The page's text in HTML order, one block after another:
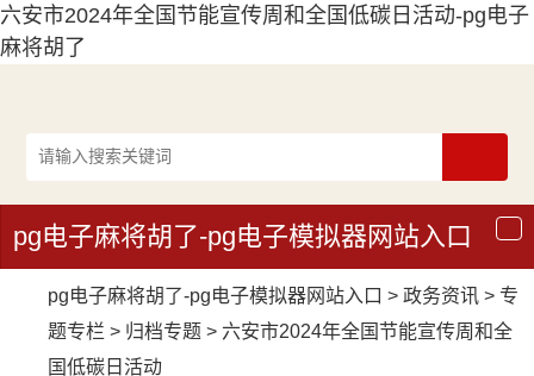
六安市2024年全国节能宣传周和全国低碳日活动-pg电子
麻将胡了
导
航
pg电子麻将胡了-pg电子模拟器网站入口
pg电子麻将胡了-pg电子模拟器网站入口 > 政务资讯 > 专
题专栏 > 归档专题 > 六安市2024年全国节能宣传周和全
国低碳日活动